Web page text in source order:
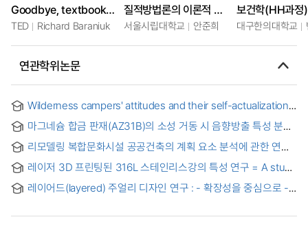
Goodbye, textbooks; hello, open-source learning
TED Richard Baraniuk
질적방법론의 이론적 배경과 쟁점
서울시립대학교 안준희
보건학(HH과정)
대구한의대학교
연관학위논문
Wilderness campers' attitudes and their self-actualization
마그네슘 합금 판재(AZ31B)의 소성 거동 시 음향방출 특성 분석
리모델링 복합문화시설 공공건축의 계획 요소 분석에 관한 연구
레이저 3D 프린팅된 316L 스테인리스강의 특성 연구 = A study
steel
레이어드(layered) 주얼리 디자인 연구 : - 확장성을 중심으로 -